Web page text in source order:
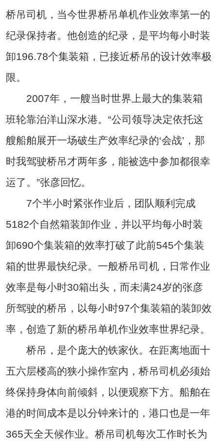
桥吊司机，当今世界桥吊单机作业效率第一的
纪录保持者。他创造的纪录，是平均每小时装
卸196.78个集装箱，已接近桥吊的设计效率极
限。
2007年，一艘当时世界上最大的集装箱
班轮靠泊洋山深水港。“公司领导决定依托这
艘船舶展开一场破生产效率纪录的‘会战’，那
时我驾驶桥吊才两年多，能被选中参加都很幸
运了。”张彦回忆。
7个半小时紧张作业后，团队顺利完成
5182个自然箱装卸作业，并以平均每小时装
卸690个集装箱的效率打破了此前545个集装
箱的世界最快纪录。一般桥吊司机，日常作业
效率是每小时30箱出头，而未满24岁的张彦
所驾驶的桥吊，以每小时97个集装箱的装卸效
率，创造了新的桥吊单机作业效率世界纪录。
桥吊，是个庞大的铁家伙。在距离地面十
五六层楼高的狭小操作室内，桥吊司机必须始
终保持身体向前倾斜，以便观察下方。船舶在
港的时间成本是以分钟来计的，港口也是一年
365天全天候作业。桥吊司机每次工作时长为